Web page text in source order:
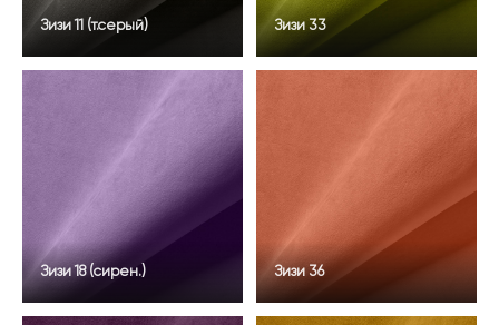
Зизи 11 (т.серый) Зизи 33
Зизи 18 (сирен.) Зизи 36